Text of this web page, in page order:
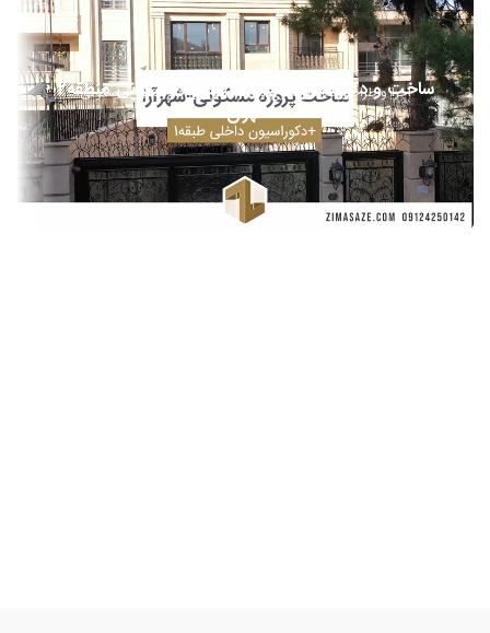
اجرا و طراحی نما بازسازی و اجرا طراحی دکوراسیون مسکونی
ساخت و دکوراسیون داخلی شهرآرا – مسکونی منطقه2
تهران